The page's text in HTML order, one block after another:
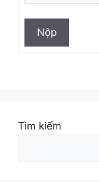
Nộp
Tìm kiếm